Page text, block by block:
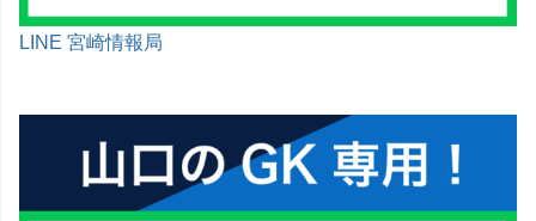
LINE 宮崎情報局